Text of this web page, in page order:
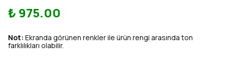
₺ 975.00
Not: Ekranda görünen renkler ile ürün rengi arasında ton
farklılıkları olabilir.